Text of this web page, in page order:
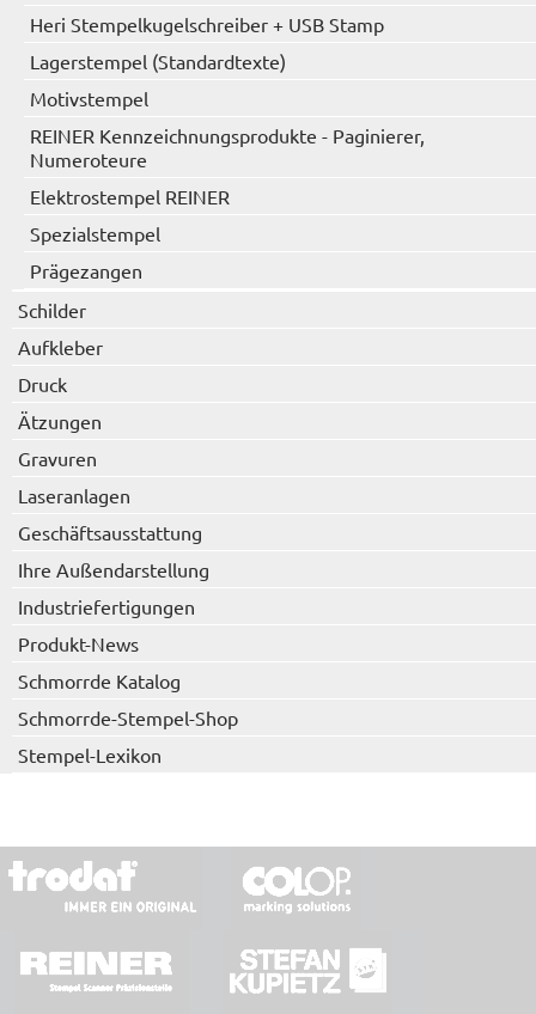
Heri Stempelkugelschreiber + USB Stamp
Lagerstempel (Standardtexte)
Motivstempel
REINER Kennzeichnungsprodukte - Paginierer,
Numeroteure
Elektrostempel REINER
Spezialstempel
Prägezangen
Schilder
Aufkleber
Druck
Ätzungen
Gravuren
Laseranlagen
Geschäftsausstattung
Ihre Außendarstellung
Industriefertigungen
Produkt-News
Schmorrde Katalog
Schmorrde-Stempel-Shop
Stempel-Lexikon